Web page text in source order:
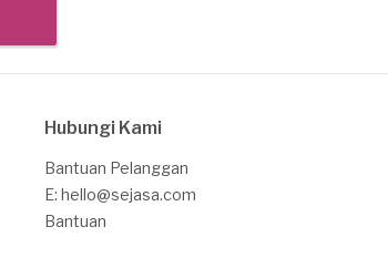
Hubungi Kami
Bantuan Pelanggan
E: hello@sejasa.com
Bantuan